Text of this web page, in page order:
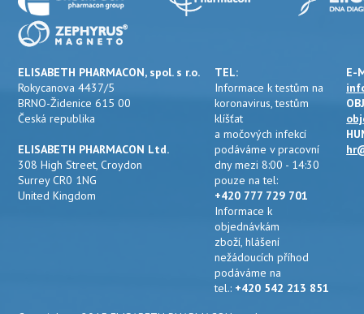
ELISABETH PHARMACON, spol. s r.o.
Rokycanova 4437/5
BRNO-Židenice 615 00
Česká republika
ELISABETH PHARMACON Ltd.
308 High Street, Croydon
Surrey CR0 1NG
United Kingdom
TEL:
Informace k testům na
koronavirus, testům
klíšťat
a močových infekcí
podáváme v pracovní
dny mezi 8:00 - 14:30
pouze na tel:
+420 777 729 701
Informace k
objednávkám
zboží, hlášení
nežádoucích příhod
podáváme na
tel.: +420 542 213 851
E-